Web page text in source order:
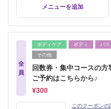
メニューを追加
全
員
ボディケア ボディ バス
その他
回数券・集中コースの
ご予約はこちらから♪
¥300
このクーポンの